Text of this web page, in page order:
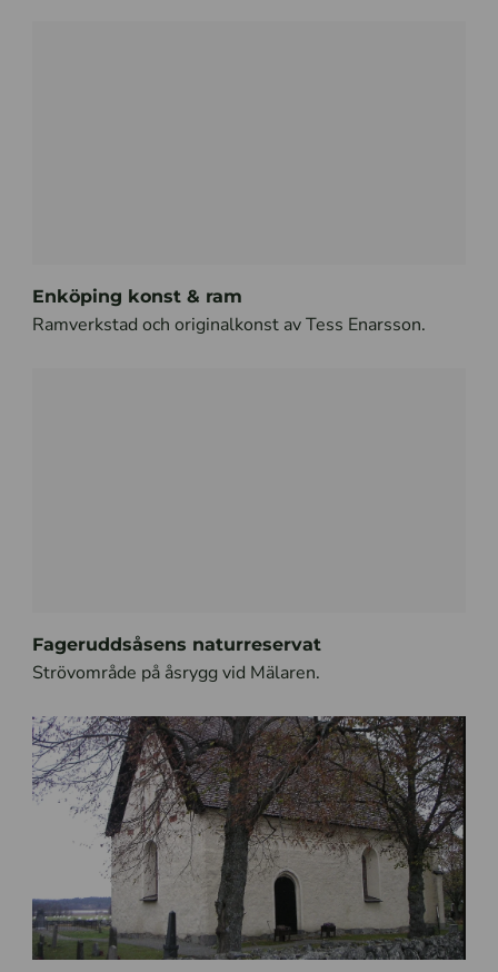
Enköping konst & ram
Ramverkstad och originalkonst av Tess Enarsson.
Fageruddsåsens naturreservat
Strövområde på åsrygg vid Mälaren.